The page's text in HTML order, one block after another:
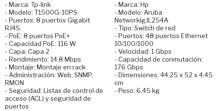
- Marca: Tp-link
- Modelo: T1500G-10PS
- Puertos: 8 puertos Gigabit
RJ45
- PoE: 8 puertos PoE+
- Capacidad PoE: 116 W
- Capa: Capa 2
- Rendimiento: 14.8 Mbps
- Montaje: Montaje en rack
- Administración: Web, SNMP,
RMON
- Seguridad: Listas de control de
acceso (ACL) y seguridad de
puertos
- Marca: Hp
- Modelo: Aruba
NetworkigJL254A
- Tipo: Switch de red
- Puertos: 48 puertos Ethernet
10/100/1000
- Velocidad: 1 Gbps
- Capacidad de conmutación:
176 Gbps
- Dimensiones: 44.25 x 52 x 4.45
cm
- Peso: 6.45 kg